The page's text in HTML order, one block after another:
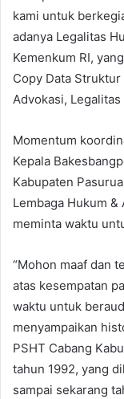
kami untuk
adanya Legalitas
Kemenkum RI,
Copy Data
Advokasi, Legalitas
Momentum
Kepala
Kabupaten
Lembaga Hukum
meminta waktu
“Mohon maaf dan
atas kesempatan
waktu untuk
menyampaikan
PSHT Cabang
tahun 1992, yang
sampai sekarang